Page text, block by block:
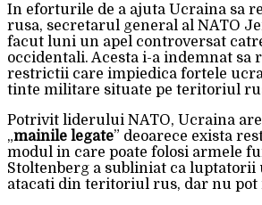
In eforturile de a ajuta Ucraina sa
rusa, secretarul general al NATO
facut luni un apel controversat
occidentali. Acesta i-a indemnat sa
restrictii care impiedica fortele
tinte militare situate pe teritoriul
Potrivit liderului NATO, Ucraina
„mainile legate” deoarece exista
modul in care poate folosi armele
Stoltenberg a subliniat ca
atacati din teritoriul rus, dar nu pot